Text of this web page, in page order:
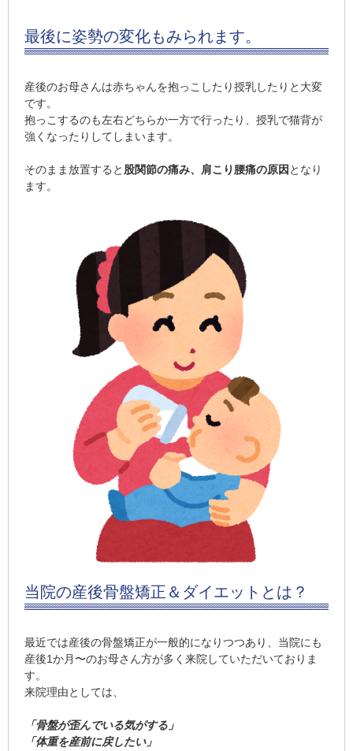
最後に姿勢の変化もみられます。
産後のお母さんは赤ちゃんを抱っこしたり授乳したりと大変
です。
抱っこするのも左右どちらか一方で行ったり、授乳で猫背が
強くなったりしてしまいます。
そのまま放置すると 股関節の痛み、 肩こり腰痛の原因 となり
ます。
当院の産後骨盤矯正＆ダイエットとは？
最近では産後の骨盤矯正が一般的になりつつあり、当院にも
産後1か月〜のお母さん方が多く来院していただいておりま
す。
来院理由としては、
「骨盤が歪んでいる気がする」
「体重を産前に戻したい」